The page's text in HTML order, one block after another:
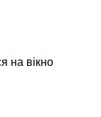
на вікно